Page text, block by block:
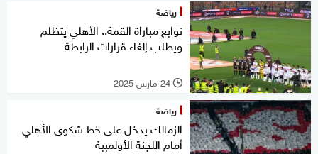
رياضة
توابع مباراة القمة.. الأهلي يتظلم
ويطلب إلغاء قرارات الرابطة
l 24 مارس 2025
رياضة
الزمالك يدخل على خط شكوى الأهلي
أمام اللجنة الأولمبية